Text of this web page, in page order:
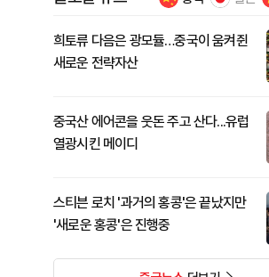
희토류 다음은 광모듈…중국이 움켜쥔
새로운 전략자산
중국산 에어콘을 웃돈 주고 산다...유럽
열광시킨 메이디
스티븐 로치 '과거의 홍콩'은 끝났지만
'새로운 홍콩'은 진행중